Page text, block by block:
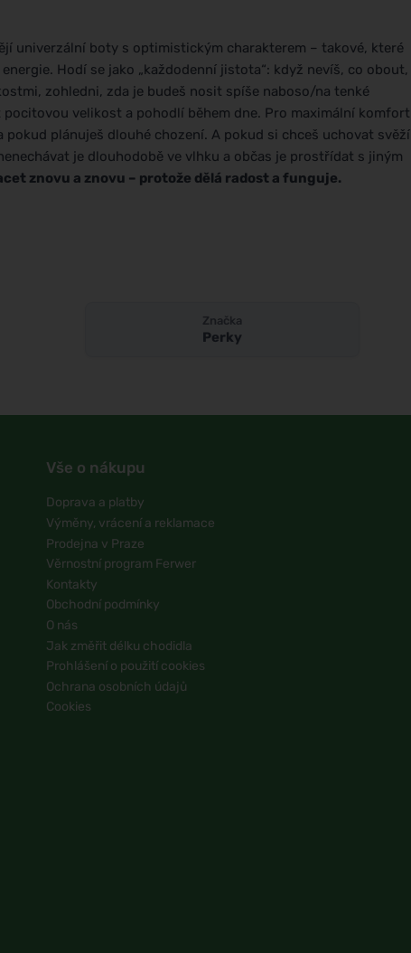
univerzální boty s optimistickým charakterem – takové, které
Hodí se jako „každodenní jistota“: když nevíš, co obout,
zohledni, zda je budeš nosit spíše naboso/na tenké
velikost a pohodlí během dne. Pro maximální komfort
plánuješ dlouhé chození. A pokud si chceš uchovat svěží
je dlouhodobě ve vlhku a občas je prostřídat s jiným
znovu a znovu – protože dělá radost a funguje.
Značka
Perky
Vše o nákupu
Doprava a platby
Výměny, vrácení a reklamace
Prodejna v Praze
Věrnostní program Ferwer
Kontakty
Obchodní podmínky
O nás
Jak změřit délku chodidla
Prohlášení o použití cookies
Ochrana osobních údajů
Cookies